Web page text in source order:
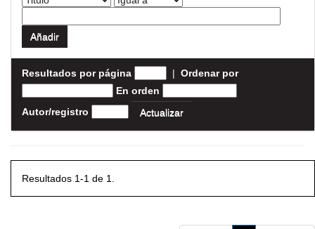
Resultados por página | Ordenar por
En orden
Autor/registro
Resultados 1-1 de 1.